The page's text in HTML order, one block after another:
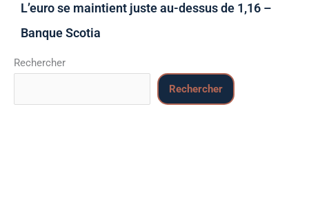
L’euro se maintient juste au-dessus de 1,16 –
Banque Scotia
Rechercher
Rechercher